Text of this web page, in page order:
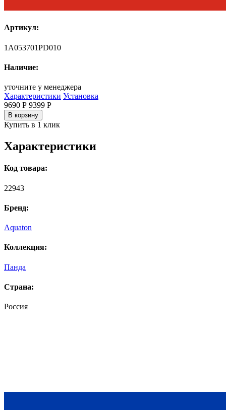
Артикул:
1A053701PD010
Наличие:
уточните у менеджера
Характеристики Установка
9690 Р 9399 Р
В корзину
Купить в 1 клик
Характеристики
Код товара:
22943
Бренд:
Aquaton
Коллекция:
Панда
Страна:
Россия